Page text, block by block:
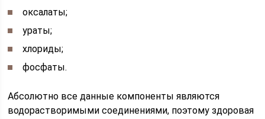
оксалаты;
ураты;
хлориды;
фосфаты.
Абсолютно все данные компоненты являются
водорастворимыми соединениями, поэтому здоровая